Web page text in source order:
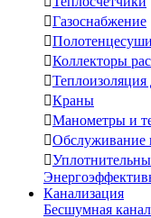
Газоснабжение

Коллекторы
Теплоизоляция
Краны
Манометры и
Обслуживание

Канализация
Бесшумная